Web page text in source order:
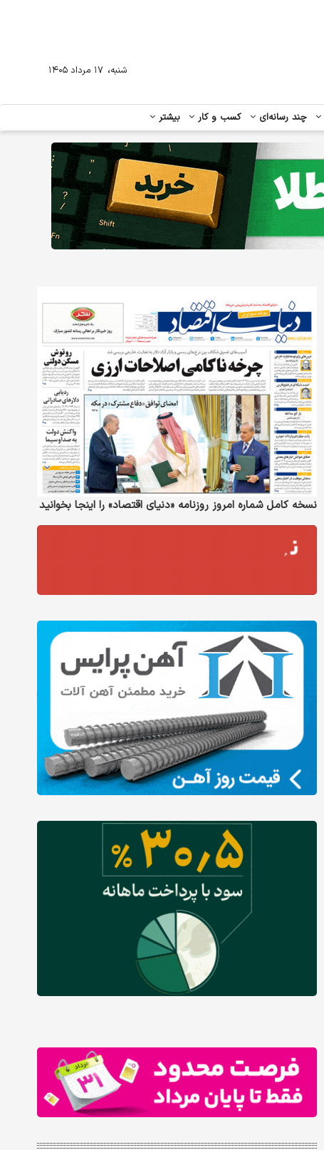
چند رسانه‌ای کسب و کار بیشتر
شنبه، ۱۷ مرداد ۱۴۰۵
نسخه کامل شماره امروز روزنامه «دنیای‌ اقتصاد» را اینجا بخوانید